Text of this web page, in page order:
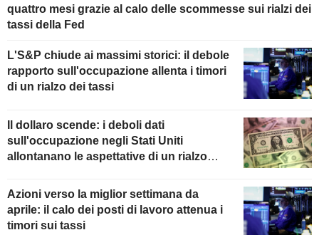
quattro mesi grazie al calo delle scommesse sui rialzi dei
tassi della Fed
L'S&P chiude ai massimi storici: il debole
rapporto sull'occupazione allenta i timori
di un rialzo dei tassi
Il dollaro scende: i deboli dati
sull'occupazione negli Stati Uniti
allontanano le aspettative di un rialzo
Azioni verso la miglior settimana da
aprile: il calo dei posti di lavoro attenua i
timori sui tassi